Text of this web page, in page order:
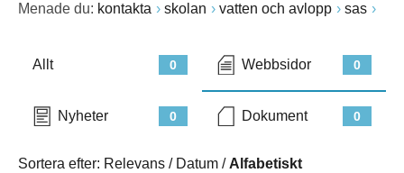
Menade du: kontakta skolan vatten och avlopp sas
0
Allt 0
Webbsidor
0
Nyheter 0
Dokument
Sortera efter: Relevans / Datum / Alfabetiskt